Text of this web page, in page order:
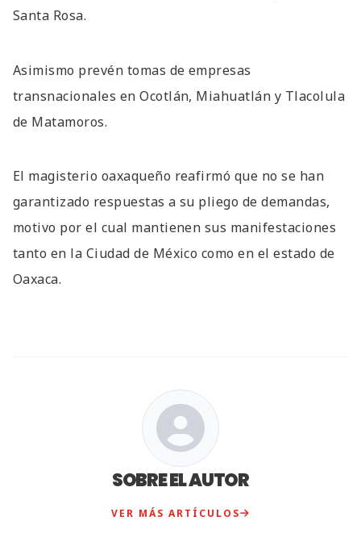
Santa Rosa.
Asimismo prevén tomas de empresas
transnacionales en Ocotlán, Miahuatlán y Tlacolula
de Matamoros.
El magisterio oaxaqueño reafirmó que no se han
garantizado respuestas a su pliego de demandas,
motivo por el cual mantienen sus manifestaciones
tanto en la Ciudad de México como en el estado de
Oaxaca.
SOBRE EL AUTOR
VER MÁS ARTÍCULOS